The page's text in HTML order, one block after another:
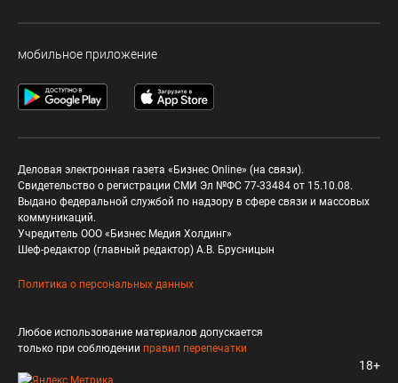
мобильное приложение
Деловая электронная газета «Бизнес Online» (на связи).
Свидетельство о регистрации СМИ Эл №ФС 77-33484 от 15.10.08.
Выдано федеральной службой по надзору в сфере связи и массовых
коммуникаций.
Учредитель ООО «Бизнес Медия Холдинг»
Шеф-редактор (главный редактор) А.В. Брусницын
Политика о персональных данных
Любое использование материалов допускается
только при соблюдении правил перепечатки
18+